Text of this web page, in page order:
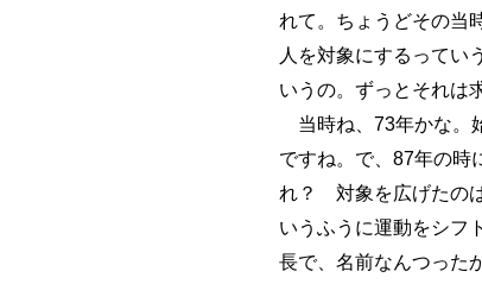
れて。ちょうどその当
人を対象にするってい
いうの。ずっとそれは
当時ね、73年かな。
ですね。で、87年の時
れ？ 対象を広げたの
いうふうに運動をシフ
長で、名前なんつった